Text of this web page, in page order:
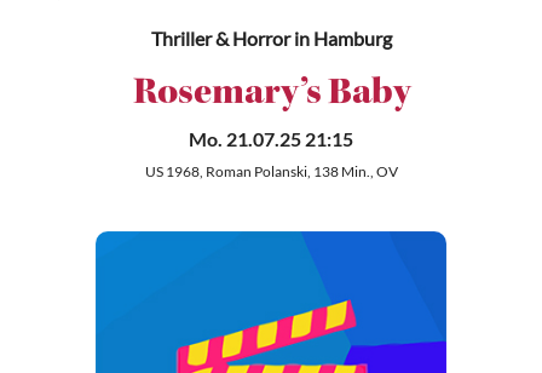
Thriller & Horrorin Hamburg
Rosemary’s Baby
Mo. 21.07.25 21:15
US 1968, Roman Polanski, 138 Min., OV